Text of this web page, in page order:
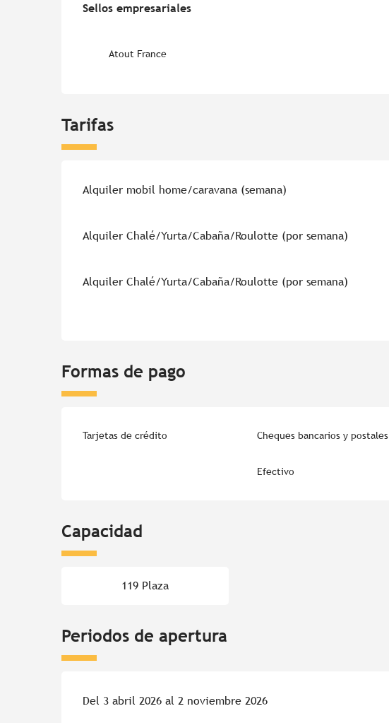
Sellos empresariales
Sellos empresariales
Atout France
Tarifas
Tarifas 2026
Alquiler mobil home/caravana (semana)
Alquiler Chalé/Yurta/Cabaña/Roulotte (por semana)
Alquiler Chalé/Yurta/Cabaña/Roulotte (por semana)
Formas de pago
Tarjetas de crédito Cheques bancarios y postales
Efectivo
Capacidad
119 Plaza
Periodos de apertura
Del 3 abril 2026 al 2 noviembre 2026